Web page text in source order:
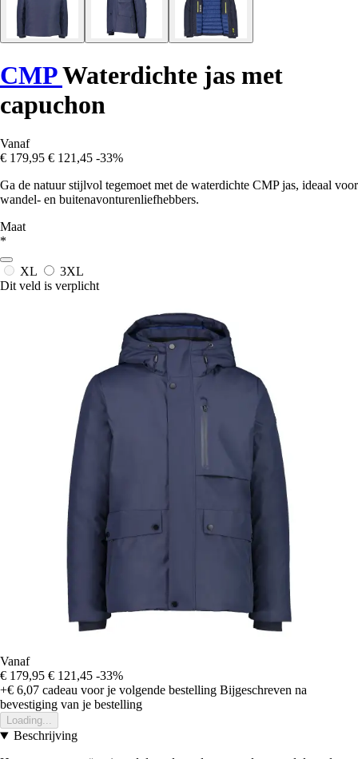
CMPWaterdichte jas met
capuchon
Vanaf
€ 179,95 € 121,45 -33%
Ga de natuur stijlvol tegemoet met de waterdichte CMP jas, ideaal voor
wandel- en buitenavonturenliefhebbers.
Maat
*
XL
3XL
Dit veld is verplicht
Vanaf
€ 179,95 € 121,45 -33%
+€ 6,07 cadeau voor je volgende bestelling Bijgeschreven na
bevestiging van je bestelling
Loading...
Beschrijving